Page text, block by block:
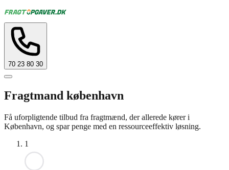
70 23 80 30
Fragtmand københavn
Få uforpligtende tilbud fra fragtmænd, der allerede kører i
København, og spar penge med en ressourceeffektiv løsning.
1